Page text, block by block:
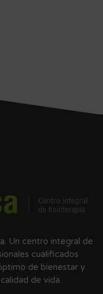
Un centro integral de
cualificados
de bienestar y
de vida.